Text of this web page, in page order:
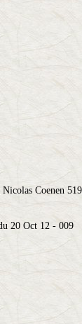
Nicolas Coenen